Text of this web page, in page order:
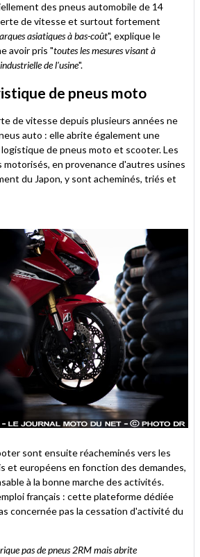
des pneus automobile de 14
de vitesse et surtout fortement
asiatiques à bas-coût", explique le
avoir pris "toutes les mesures visant à
de l'usine".
de pneus moto
de vitesse depuis plusieurs années ne
auto : elle abrite également une
de pneus moto et scooter. Les
en provenance d'autres usines
du Japon, y sont acheminés, triés et
sont ensuite réacheminés vers les
et européens en fonction des demandes,
à la bonne marche des activités.
français : cette plateforme dédiée
concernée pas la cessation d'activité du
pas de pneus 2RM mais abrite